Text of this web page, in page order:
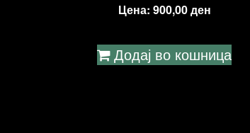
Цена: 900,00ден
Додај во кошница